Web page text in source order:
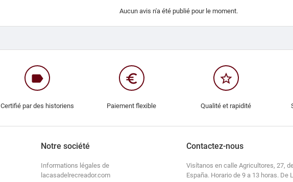
Aucun avis n'a été publié pour le moment.
label
Certifié par des historiens
euro_symbol
Paiement flexible
star_border
Qualité et rapidité
Notre société
Informations légales de
lacasadelrecreador.com
Contactez-nous
Visítanos en calle Agricultores, 27,
España. Horario de 9 a 13 horas. De